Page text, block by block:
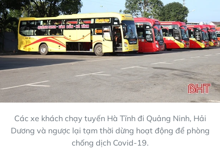
Các xe khách chạy tuyến Hà Tĩnh đi Quảng Ninh, Hải
Dương và ngược lại tạm thời dừng hoạt động để phòng
chống dịch Covid-19.